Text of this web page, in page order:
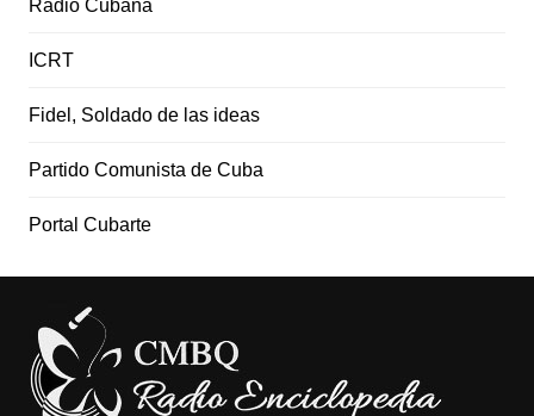
Radio Cubana
ICRT
Fidel, Soldado de las ideas
Partido Comunista de Cuba
Portal Cubarte